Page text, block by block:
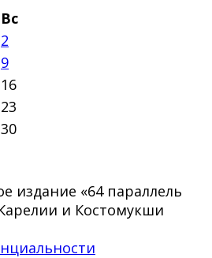
Вс
2
9
16
23
30
издание «64 параллель
и Костомукши